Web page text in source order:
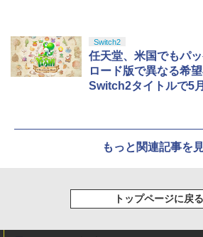
Switch2
任天堂、米国でもパ
ロード版で異なる希
Switch2タイトルで5
もっと関連記事を
トップページに戻る